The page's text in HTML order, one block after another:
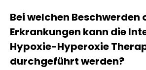
Bei welchen Beschwerden
Erkrankungen kann die
Hypoxie-Hyperoxie
durchgeführt werden?